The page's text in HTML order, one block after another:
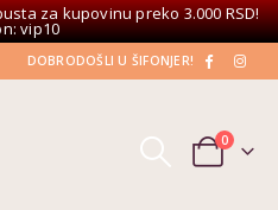
za kupovinu preko 3.000 RSD!
vip10
DOBRODOŠLI U ŠIFONJER!
0